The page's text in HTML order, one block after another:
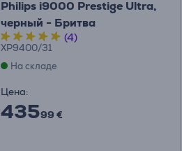
Philips i9000 Prestige Ultra,
черный - Бритва
(4)
XP9400/31
На складе
Цена:
43599 €